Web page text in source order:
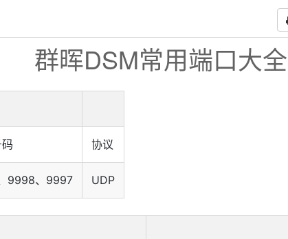
群晖DSM常用端口大全
协议
9998、9997 UDP